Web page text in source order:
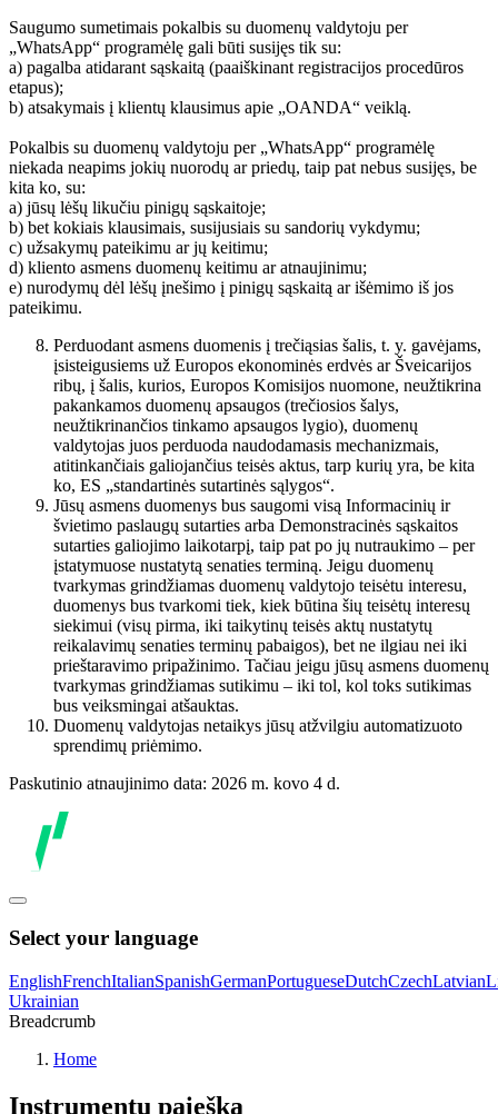
Saugumo sumetimais pokalbis su duomenų valdytoju per
„WhatsApp“ programėlę gali būti susijęs tik su:
a) pagalba atidarant sąskaitą (paaiškinant registracijos procedūros
etapus);
b) atsakymais į klientų klausimus apie „OANDA“ veiklą.
Pokalbis su duomenų valdytoju per „WhatsApp“ programėlę
niekada neapims jokių nuorodų ar priedų, taip pat nebus susijęs, be
kita ko, su:
a) jūsų lėšų likučiu pinigų sąskaitoje;
b) bet kokiais klausimais, susijusiais su sandorių vykdymu;
c) užsakymų pateikimu ar jų keitimu;
d) kliento asmens duomenų keitimu ar atnaujinimu;
e) nurodymų dėl lėšų įnešimo į pinigų sąskaitą ar išėmimo iš jos
pateikimu.
Perduodant asmens duomenis į trečiąsias šalis, t. y. gavėjams,
įsisteigusiems už Europos ekonominės erdvės ar Šveicarijos
ribų, į šalis, kurios, Europos Komisijos nuomone, neužtikrina
pakankamos duomenų apsaugos (trečiosios šalys,
neužtikrinančios tinkamo apsaugos lygio), duomenų
valdytojas juos perduoda naudodamasis mechanizmais,
atitinkančiais galiojančius teisės aktus, tarp kurių yra, be kita
ko, ES „standartinės sutartinės sąlygos“.
Jūsų asmens duomenys bus saugomi visą Informacinių ir
švietimo paslaugų sutarties arba Demonstracinės sąskaitos
sutarties galiojimo laikotarpį, taip pat po jų nutraukimo – per
įstatymuose nustatytą senaties terminą. Jeigu duomenų
tvarkymas grindžiamas duomenų valdytojo teisėtu interesu,
duomenys bus tvarkomi tiek, kiek būtina šių teisėtų interesų
siekimui (visų pirma, iki taikytinų teisės aktų nustatytų
reikalavimų senaties terminų pabaigos), bet ne ilgiau nei iki
prieštaravimo pripažinimo. Tačiau jeigu jūsų asmens duomenų
tvarkymas grindžiamas sutikimu – iki tol, kol toks sutikimas
bus veiksmingai atšauktas.
Duomenų valdytojas netaikys jūsų atžvilgiu automatizuoto
sprendimų priėmimo.
Paskutinio atnaujinimo data: 2026 m. kovo 4 d.
Select your language
EnglishFrenchItalianSpanishGermanPortugueseDutchCzechLatvian
Ukrainian
Breadcrumb
Home
Instrumentų paieška